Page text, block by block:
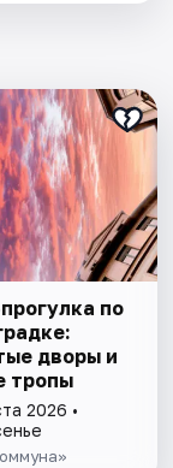
по
дворы и
тропы
2026 •